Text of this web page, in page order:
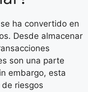
ha convertido en
Desde almacenar
son una parte
embargo, esta
riesgos